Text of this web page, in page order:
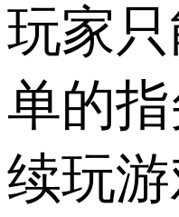
玩家
单的
续玩